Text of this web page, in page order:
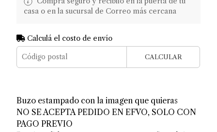
casa o en la sucursal de Correo más cercana
Calculá el costo de envío
CALCULAR
Buzo estampado con la imagen que quieras
NO SE ACEPTA PEDIDO EN EFVO, SOLO CON
PAGO PREVIO